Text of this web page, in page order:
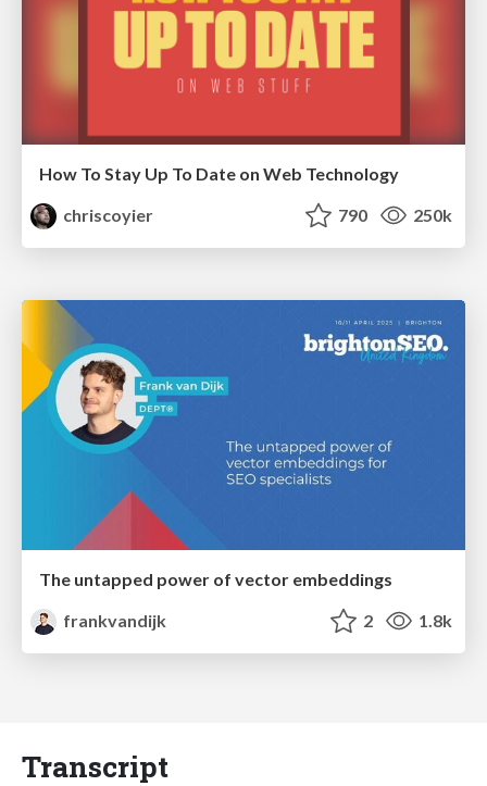
How To Stay Up To Date on Web Technology
chriscoyier
790 250k
The untapped power of vector embeddings
frankvandijk
2 1.8k
Transcript